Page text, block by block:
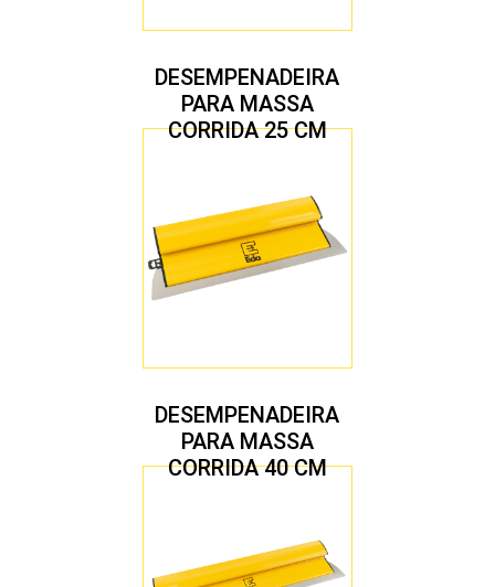
DESEMPENADEIRA
PARA MASSA
CORRIDA 25 CM
DESEMPENADEIRA
PARA MASSA
CORRIDA 40 CM